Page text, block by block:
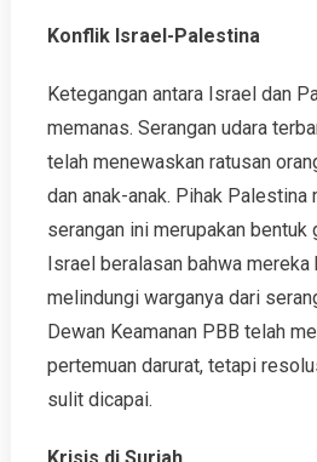
Konflik Israel-Palestina
Ketegangan antara Israel dan
memanas. Serangan udara
telah menewaskan ratusan
dan anak-anak. Pihak Palestina
serangan ini merupakan
Israel beralasan bahwa mereka
melindungi warganya dari
Dewan Keamanan PBB telah
pertemuan darurat, tetapi
sulit dicapai.